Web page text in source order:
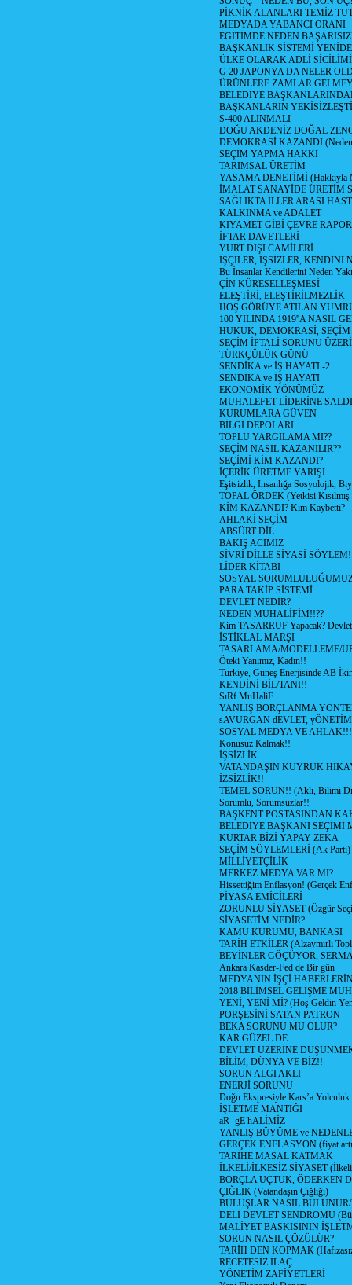
PİKNİK ALANLARI TEMİZ
MEDYADA YABANCI ORANI
EGİTİMDE NEDEN
BAŞKANLIK SİSTEMİ
ÜLKE OLARAK ADLİ
G 20 JAPONYA DA NELER
ÜRÜNLERE ZAMLAR
BELEDİYE
BAŞKANLARIN
S-400 ALINMALI
DOĞU AKDENİZ DOĞAL
DEMOKRASİ KAZANDI (Neden
SEÇİM YAPMA HAKKI
TARIMSAL ÜRETİM
YASAMA DENETİMİ (Hakkıyla
İMALAT SANAYİDE ÜRETİM
SAĞLIKTA İLLER ARASI
KALKINMA ve ADALET
KIYAMET GİBİ ÇEVRE
İFTAR DAVETLERİ
YURT DIŞI CAMİLERİ
İŞÇİLER, İŞSİZLER, KENDİNİ
Bu İnsanlar Kendilerini Neden
ÇİN KÜRESELLEŞMESİ
ELEŞTİRİ, ELEŞTİRİLMEZLİK
HOŞ GÖRÜYE ATILAN
100 YILINDA 1919''A NASIL
HUKUK, DEMOKRASİ, SEÇİM
SEÇİM İPTALİ SORUNU
TÜRKÇÜLÜK GÜNÜ
SENDİKA ve İŞ HAYATI -2
SENDİKA ve İŞ HAYATI
EKONOMİK YÖNÜMÜZ
MUHALEFET LİDERİNE
KURUMLARA GÜVEN
BİLGİ DEPOLARI
TOPLU YARGILAMA MI??
SEÇİM NASIL KAZANILIR??
SEÇİMİ KİM KAZANDI?
İÇERİK ÜRETME YARIŞI
Eşitsizlik, İnsanlığa Sosyolojik,
TOPAL ÖRDEK (Yetkisi
KİM KAZANDI? Kim Kaybetti?
AHLAKİ SEÇİM
ABSÜRT DİL
BAKIŞ ACIMIZ
SİVRİ DİLLE SİYASİ
LİDER KİTABI
SOSYAL
PARA TAKİP SİSTEMİ
DEVLET NEDİR?
NEDEN MUHALİFİM!!??
Kim TASARRUF Yapacak? Devlet
İSTİKLAL MARŞI
TASARLAMA/MODELLEME/
Öteki Yanımız, Kadın!!
Türkiye, Güneş Enerjisinde AB
KENDİNİ BİL/TANI!!
SıRf MuHaliF
YANLIŞ BORÇLANMA
sAVURGAN dEVLET,
SOSYAL MEDYA VE AHLAK!!!
Konusuz Kalmak!!
İŞSİZLİK
VATANDAŞIN KUYRUK
İZSİZLİK!!
TEMEL SORUN!! (Aklı, Bilimi
Sorumlu, Sorumsuzlar!!
BAŞKENT POSTASINDAN
BELEDİYE BAŞKANI SEÇİMİ
KURTAR BİZİ YAPAY ZEKA
SEÇİM SÖYLEMLERİ (Ak Parti)
MİLLİYETÇİLİK
MERKEZ MEDYA VAR MI?
Hissettiğim Enflasyon! (Gerçek
PİYASA EMİCİLERİ
ZORUNLU SİYASET (Özgür
SİYASETİM NEDİR?
KAMU KURUMU, BANKASI
TARİH ETKİLER (Alzaymırlı
BEYİNLER GÖÇÜYOR,
Ankara Kasder-Fed de Bir gün
MEDYANIN İŞÇİ
2018 BİLİMSEL GELİŞME
YENİ, YENİ Mİ? (Hoş Geldin
PORŞESİNİ SATAN PATRON
BEKA SORUNU MU OLUR?
KAR GÜZEL DE
DEVLET ÜZERİNE
BİLİM, DÜNYA VE BİZ!!
SORUN ALGI AKLI
ENERJİ SORUNU
Doğu Ekspresiyle Kars’a Yolculuk
İŞLETME MANTIĞI
aR -gE hALİMİZ
YANLIŞ BÜYÜME ve
GERÇEK ENFLASYON (fiyat
TARİHE MASAL KATMAK
İLKELİ/İLKESİZ SİYASET
BORÇLA UÇTUK, ÖDERKEN
ÇIĞLIK (Vatandaşın Çığlığı)
BULUŞLAR NASIL
DELİ DEVLET SENDROMU
MALİYET BASKISININ
SORUN NASIL ÇÖZÜLÜR?
TARİH DEN KOPMAK
RECETESİZ İLAÇ
YÖNETİM ZAFİYETLERİ